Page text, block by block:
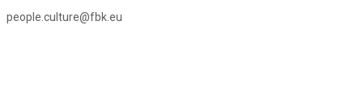
people.culture@fbk.eu